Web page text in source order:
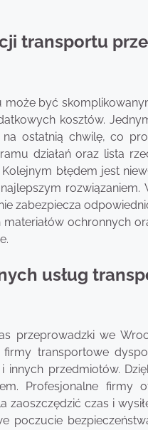
transportu
być
kosztów.
ostatnią chwilę, co
działań oraz lista
błędem jest
zabezpiecza
ochronnych
usług
przeprowadzki we
transportowe
przedmiotów.
Profesjonalne firmy
czas i
poczucie